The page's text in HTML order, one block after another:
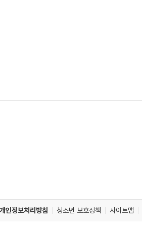
개인정보처리방침 청소년 보호정책 사이트맵